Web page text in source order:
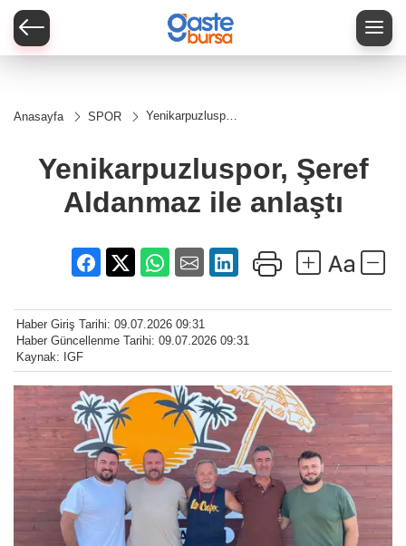
Anasayfa SPOR
Yenikarpuzluspor,
Yenikarpuzluspor, Şeref
Aldanmaz ile anlaştı
Haber Giriş Tarihi: 09.07.2026 09:31
Haber Güncellenme Tarihi: 09.07.2026 09:31
Kaynak: IGF